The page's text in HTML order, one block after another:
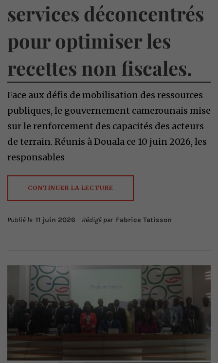
services déconcentrés
pour optimiser les
recettes non fiscales.
Face aux défis de mobilisation des ressources
publiques, le gouvernement camerounais mise
sur le renforcement des capacités des acteurs
de terrain. Réunis à Douala ce 10 juin 2026, les
responsables
CONTINUER LA LECTURE
Publié le 11 juin 2026 Rédigé par Fabrice Tatisson